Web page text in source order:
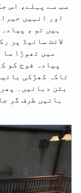
سب سے پہلے، اس
اور انہیں
ہیں تو ،
لائٹ سائیڈ پر
میں تھوڑا
پیادہ فوج کو
تاکہ کھڑکی
بٹن دبائیں۔
بائیں طرف گر